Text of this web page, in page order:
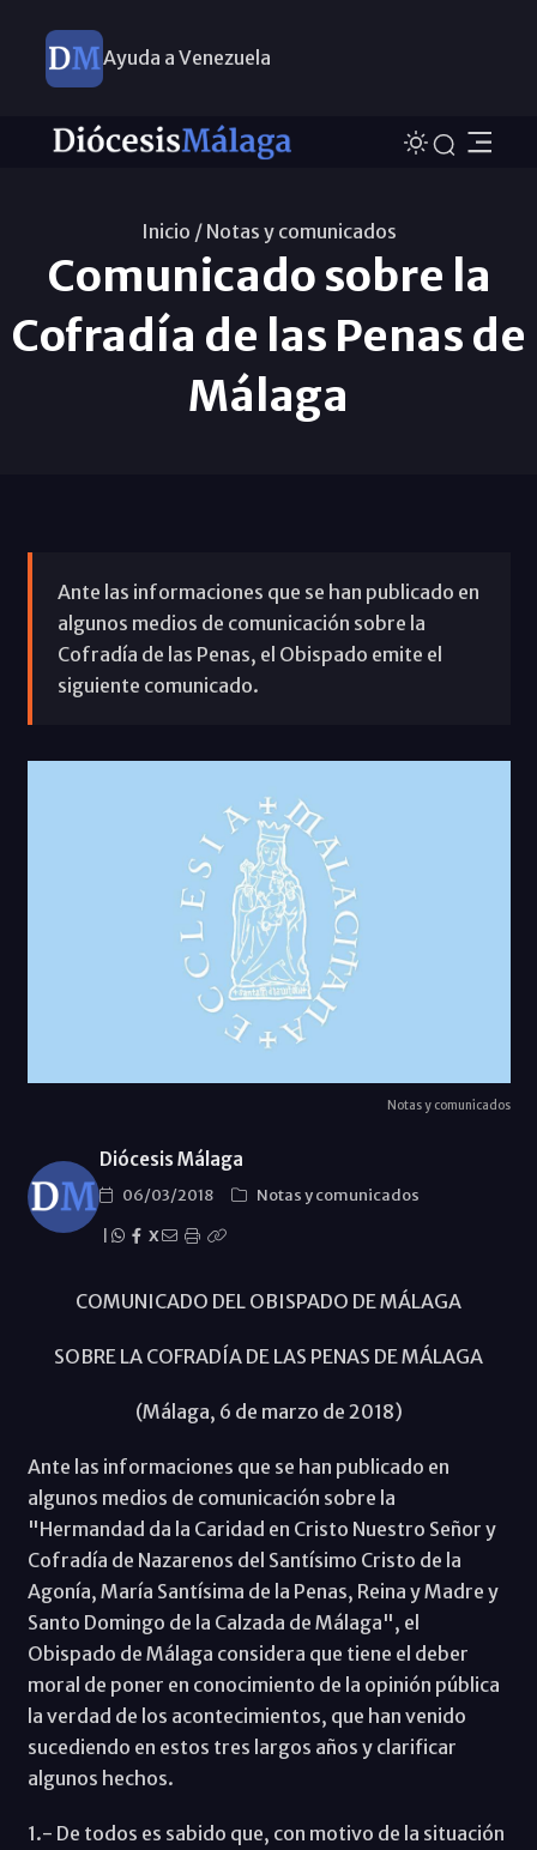
Ayuda a Venezuela
Inicio / Notas y comunicados
Comunicado sobre la
Cofradía de las Penas de
Málaga
Ante las informaciones que se han publicado en
algunos medios de comunicación sobre la
Cofradía de las Penas, el Obispado emite el
siguiente comunicado.
Notas y comunicados
Diócesis Málaga
06/03/2018
Notas y comunicados
X
COMUNICADO DEL OBISPADO DE MÁLAGA
SOBRE LA COFRADÍA DE LAS PENAS DE MÁLAGA
(Málaga, 6 de marzo de 2018)
Ante las informaciones que se han publicado en
algunos medios de comunicación sobre la
"Hermandad da la Caridad en Cristo Nuestro Señor y
Cofradía de Nazarenos del Santísimo Cristo de la
Agonía, María Santísima de la Penas, Reina y Madre y
Santo Domingo de la Calzada de Málaga", el
Obispado de Málaga considera que tiene el deber
moral de poner en conocimiento de la opinión pública
la verdad de los acontecimientos, que han venido
sucediendo en estos tres largos años y clarificar
algunos hechos.
1.- De todos es sabido que, con motivo de la situación